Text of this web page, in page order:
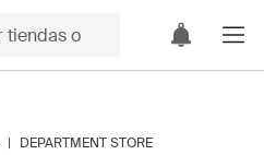
| DEPARTMENT STORE